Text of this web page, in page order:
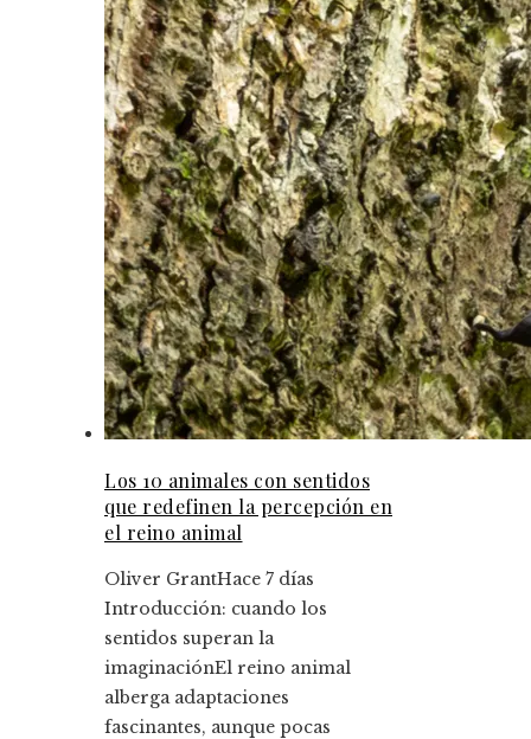
Los 10 animales con sentidos
que redefinen la percepción en
el reino animal
Oliver GrantHace 7 días
Introducción: cuando los
sentidos superan la
imaginaciónEl reino animal
alberga adaptaciones
fascinantes, aunque pocas